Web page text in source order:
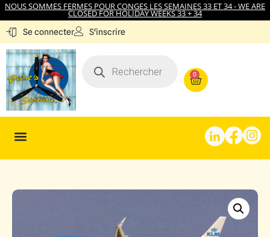
NOUS SOMMES FERMES POUR CONGES LES SEMAINES 33 ET 34 - WE ARE
CLOSED FOR HOLIDAY WEEKS 33 + 34
Se connecter S'inscrire
0